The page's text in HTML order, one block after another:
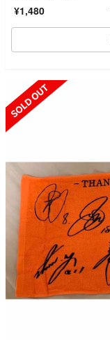
¥1,480